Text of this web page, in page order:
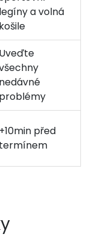
legíny a volná
košile
Uveďte
nedávné
problémy
+10min před
termínem